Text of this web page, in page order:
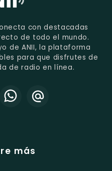
con destacadas
de todo el mundo.
de ANII, la plataforma
para que disfrutes de
de radio en línea.
más